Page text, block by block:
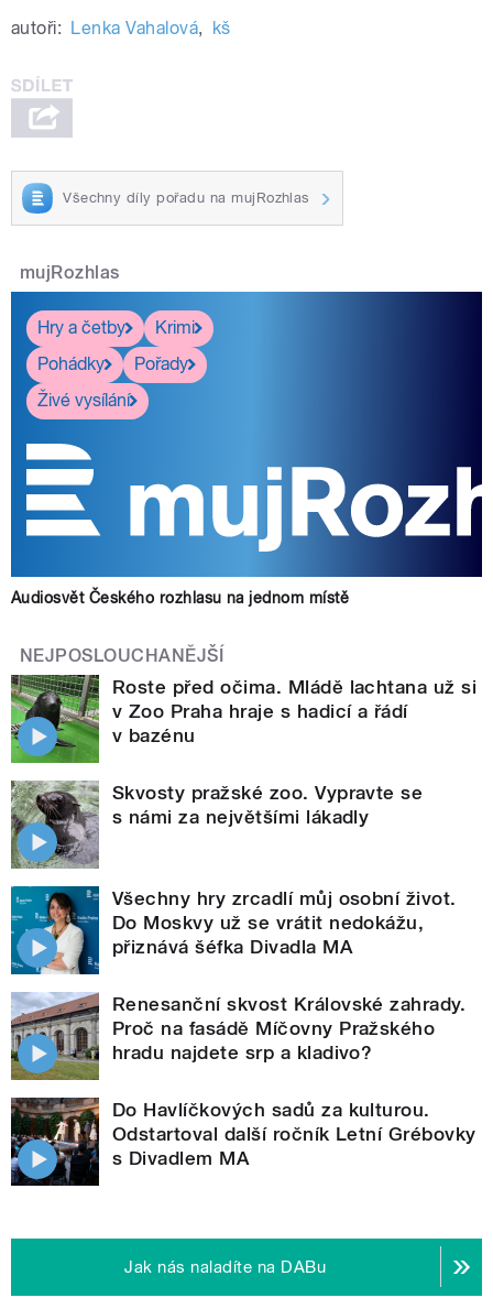
autoři: Lenka Vahalová, kš
Všechny díly pořadu na mujRozhlas
mujRozhlas
Hry a četby
Krimi
Pohádky
Pořady
Živé vysílání
Audiosvět Českého rozhlasu na jednom místě
NEJPOSLOUCHANĚJŠÍ
Roste před očima. Mládě lachtana už si
v Zoo Praha hraje s hadicí a řádí
v bazénu
Skvosty pražské zoo. Vypravte se
s námi za největšími lákadly
Všechny hry zrcadlí můj osobní život.
Do Moskvy už se vrátit nedokážu,
přiznává šéfka Divadla MA
Renesanční skvost Královské zahrady.
Proč na fasádě Míčovny Pražského
hradu najdete srp a kladivo?
Do Havlíčkových sadů za kulturou.
Odstartoval další ročník Letní Grébovky
s Divadlem MA
Jak nás naladíte na DABu